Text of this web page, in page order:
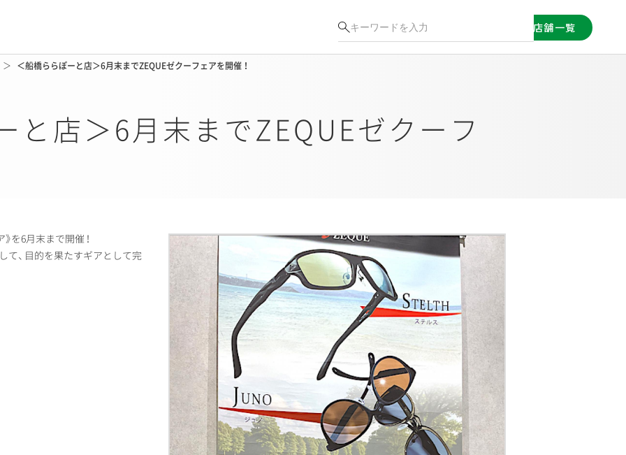
店舗一覧
＜船橋ららぽーと店＞6月末までZEQUEゼクーフェアを開催！
と店＞6月末までZEQUEゼクーフ
》を6月末まで開催！
て、目的を果たすギアとして完